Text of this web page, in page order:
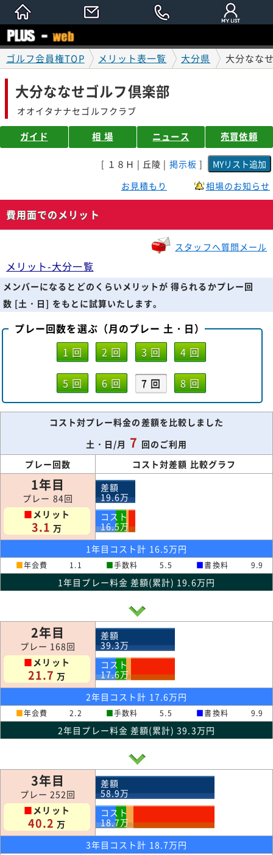
ゴルフ会員権TOP メリット表一覧 大分県 大分なな
大分ななせゴルフ倶楽部
オオイタナナセゴルフクラブ
ガイド 相 場 ニュース 売買依頼
[ １８Ｈ | 丘陵 | 掲示板 ]
お見積もり
相場のお知らせ
費用面でのメリット
スタッフへ質問メール
メリット-大分一覧
メンバーになるとどのくらいメリットが 得られるかプレー回
数 [土・日] をもとに試算いたします。
プレー回数を選ぶ（月のプレー 土・日）
1 回
2 回 3 回 4 回
5 回 6 回 7 回 8 回
コスト対プレー料金の差額を比較しました
土・日/月 7 回のご利用
プレー回数
コスト対差額 比較グラフ
1年目
プレー 84回
■メリット
3.1 万
差額
19.6万
コスト
16.5万
1年目コスト計 16.5万円
■年会費 1.1 ■手数料 5.5 ■書換料 9.9
1年目プレー料金 差額(累計) 19.6万円
2年目
プレー 168回
■メリット
21.7 万
差額
39.3万
コスト
17.6万
2年目コスト計 17.6万円
■年会費 2.2 ■手数料 5.5 ■書換料 9.9
2年目プレー料金 差額(累計) 39.3万円
3年目
プレー 252回
■メリット
40.2 万
差額
58.9万
コスト
18.7万
3年目コスト計 18.7万円